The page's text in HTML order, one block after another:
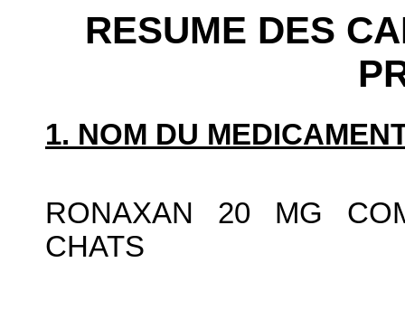
RESUME DES
1. NOM DU
RONAXAN 20 MG
CHATS